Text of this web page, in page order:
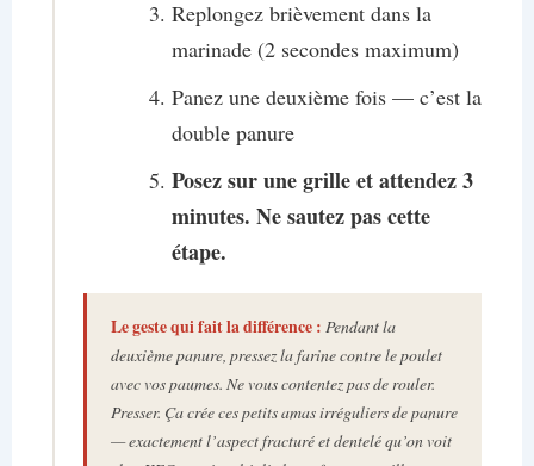
Replongez brièvement dans la
marinade (2 secondes maximum)
Panez une deuxième fois — c’est la
double panure
Posez sur une grille et attendez 3
minutes. Ne sautez pas cette
étape.
Le geste qui fait la différence : Pendant la
deuxième panure, pressez la farine contre le poulet
avec vos paumes. Ne vous contentez pas de rouler.
Presser. Ça crée ces petits amas irréguliers de panure
— exactement l’aspect fracturé et dentelé qu’on voit